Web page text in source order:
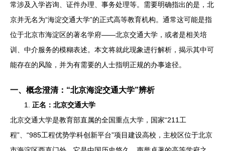
常涉及入学咨询、证件办理、事务处理等。需要明确指出的是，北
京并无名为“海淀交通大学”的正式高等教育机构。通常这可能是指
位于北京市海淀区的著名学府——北京交通大学，或者是相关培
训、中介服务的模糊表述。本文将就此现象进行解析，揭示其中可
能存在的风险，并为有需要的人士指明正规的办事途径。
一、概念澄清：“北京海淀交通大学”辨析
1. 正名：北京交通大学
北京交通大学是教育部直属的全国重点大学，国家“211工
程”、“985工程优势学科创新平台”项目建设高校，主校区位于北京